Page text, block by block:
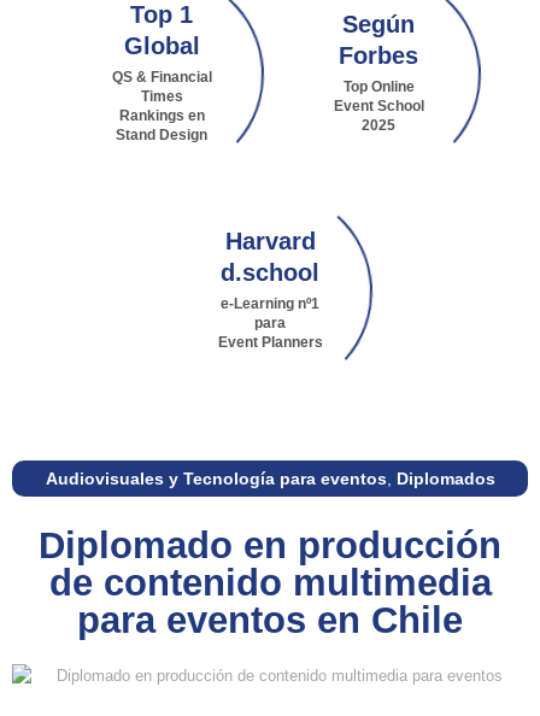
Top 1
Global
QS & Financial
Times
Rankings en
Stand Design
Según
Forbes
Top Online
Event School
2025
Harvard
d.school
e-Learning nº1
para
Event Planners
Audiovisuales y Tecnología para eventos, Diplomados
Diplomado en producción
de contenido multimedia
para eventos en Chile